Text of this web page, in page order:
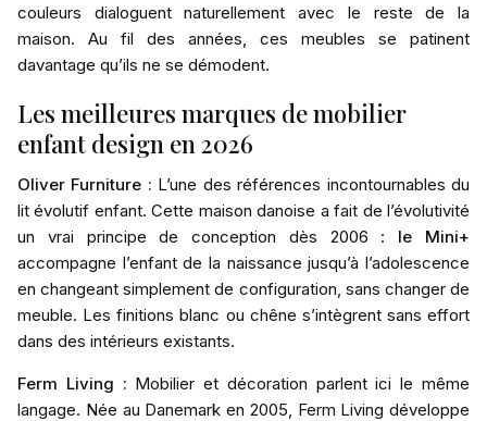
couleurs dialoguent naturellement avec le reste de la
maison. Au fil des années, ces meubles se patinent
davantage qu’ils ne se démodent.
Les meilleures marques de mobilier
enfant design en 2026
Oliver Furniture : L’une des références incontournables du
lit évolutif enfant. Cette maison danoise a fait de l’évolutivité
un vrai principe de conception dès 2006 : le Mini+
accompagne l’enfant de la naissance jusqu’à l’adolescence
en changeant simplement de configuration, sans changer de
meuble. Les finitions blanc ou chêne s’intègrent sans effort
dans des intérieurs existants.
Ferm Living : Mobilier et décoration parlent ici le même
langage. Née au Danemark en 2005, Ferm Living développe